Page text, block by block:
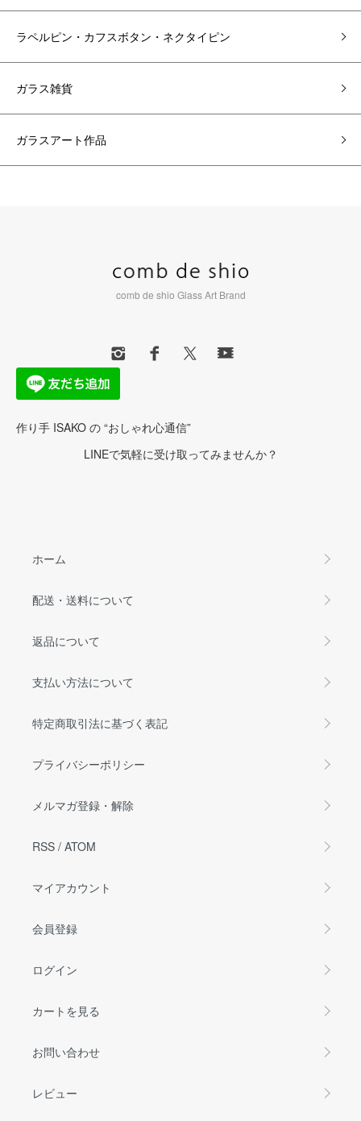
ラペルピン・カフスボタン・ネクタイピン
ガラス雑貨
ガラスアート作品
comb de shio Glass Art Brand
作り手 ISAKO の “おしゃれ心通信”
LINEで気軽に受け取ってみませんか？
ホーム
配送・送料について
返品について
支払い方法について
特定商取引法に基づく表記
プライバシーポリシー
メルマガ登録・解除
RSS / ATOM
マイアカウント
会員登録
ログイン
カートを見る
お問い合わせ
レビュー